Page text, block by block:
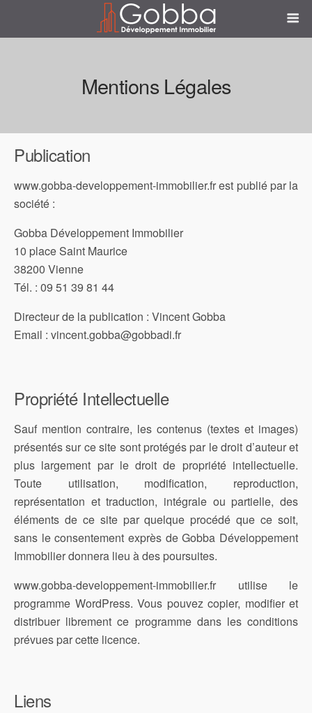
Mentions Légales
Publication
www.gobba-developpement-immobilier.fr est publié par la
société :
Gobba Développement Immobilier
10 place Saint Maurice
38200 Vienne
Tél. : 09 51 39 81 44
Directeur de la publication : Vincent Gobba
Email : vincent.gobba@gobbadi.fr
Propriété Intellectuelle
Sauf mention contraire, les contenus (textes et images)
présentés sur ce site sont protégés par le droit d’auteur et
plus largement par le droit de propriété intellectuelle.
Toute utilisation, modification, reproduction,
représentation et traduction, intégrale ou partielle, des
éléments de ce site par quelque procédé que ce soit,
sans le consentement exprès de Gobba Développement
Immobilier donnera lieu à des poursuites.
www.gobba-developpement-immobilier.fr utilise le
programme WordPress. Vous pouvez copier, modifier et
distribuer librement ce programme dans les conditions
prévues par cette licence.
Liens